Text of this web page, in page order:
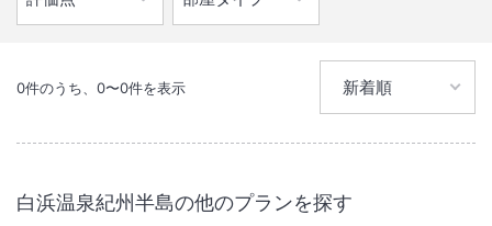
0件のうち、 0〜0件を表示
白浜温泉紀州半島の他のプランを探す